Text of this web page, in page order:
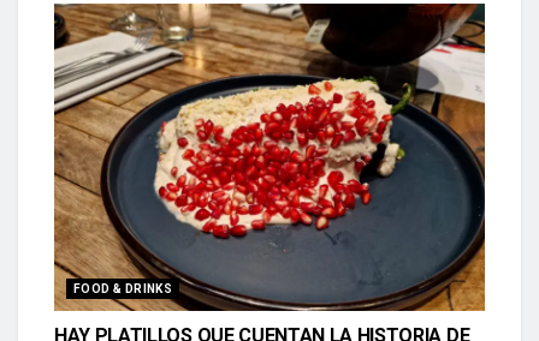
FOOD & DRINKS
HAY PLATILLOS QUE CUENTAN LA HISTORIA DE